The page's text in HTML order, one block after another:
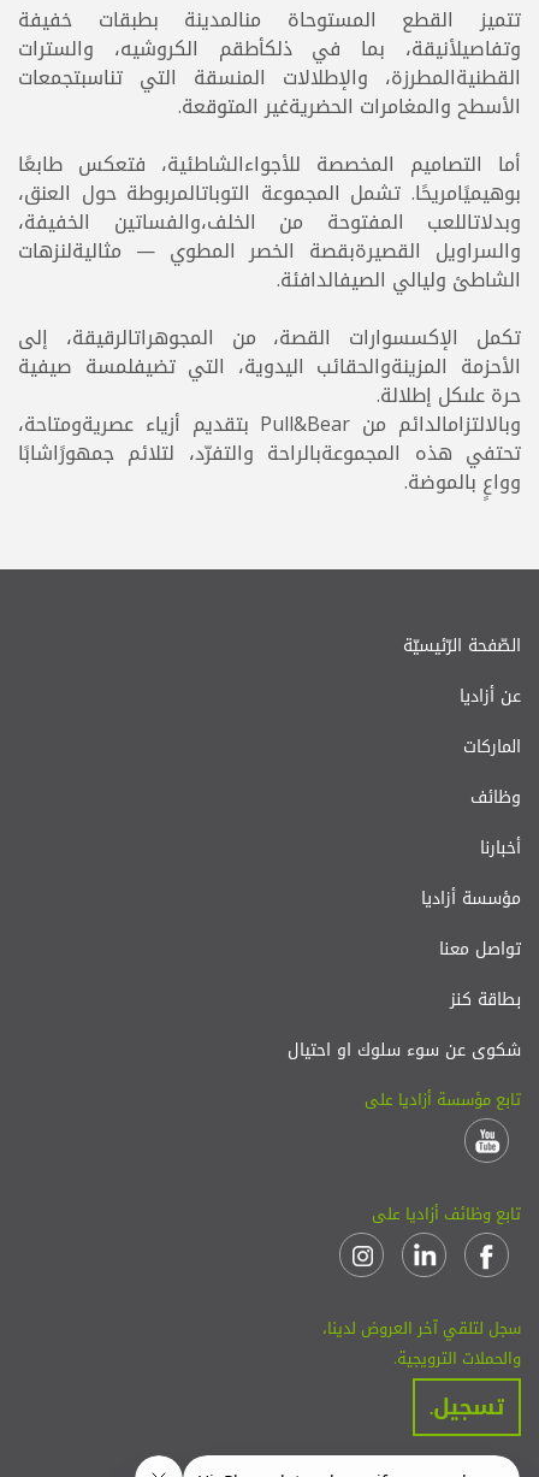
تتميز القطع المستوحاة منالمدينة بطبقات خفيفة
وتفاصيلأنيقة، بما في ذلكأطقم الكروشيه، والسترات
القطنيةالمطرزة، والإطلالات المنسقة التي تناسبتجمعات
الأسطح والمغامرات الحضريةغير المتوقعة.
أما التصاميم المخصصة للأجواءالشاطئية، فتعكس طابعًا
بوهيميًامريحًا. تشمل المجموعة التوباتالمربوطة حول العنق،
وبدلاتاللعب المفتوحة من الخلف،والفساتين الخفيفة،
والسراويل القصيرةبقصة الخصر المطوي — مثاليةلنزهات
الشاطئ وليالي الصيفالدافئة.
تكمل الإكسسوارات القصة، من المجوهراتالرقيقة، إلى
الأحزمة المزينةوالحقائب اليدوية، التي تضيفلمسة صيفية
حرة علىكل إطلالة.
وبالالتزامالدائم من Pull&Bear بتقديم أزياء عصريةومتاحة،
تحتفي هذه المجموعةبالراحة والتفرّد، لتلائم جمهورًاشابًا
وواعٍ بالموضة.
الصّفحة الرّئيسيّة
عن أزاديا
الماركات
وظائف
أخبارنا
مؤسسة أزاديا
تواصل معنا
بطاقة كنز
شكوى عن سوء سلوك او احتيال
تابع مؤسسة أزاديا على
تابع وظائف أزاديا على
سجل لتلقي آخر العروض لدينا،
والحملات الترويجية.
تسجيل.